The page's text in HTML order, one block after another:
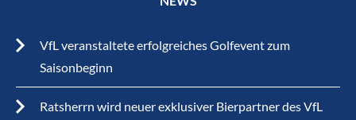
VfL veranstaltete erfolgreiches Golfevent zum
Saisonbeginn
Ratsherrn wird neuer exklusiver Bierpartner des VfL